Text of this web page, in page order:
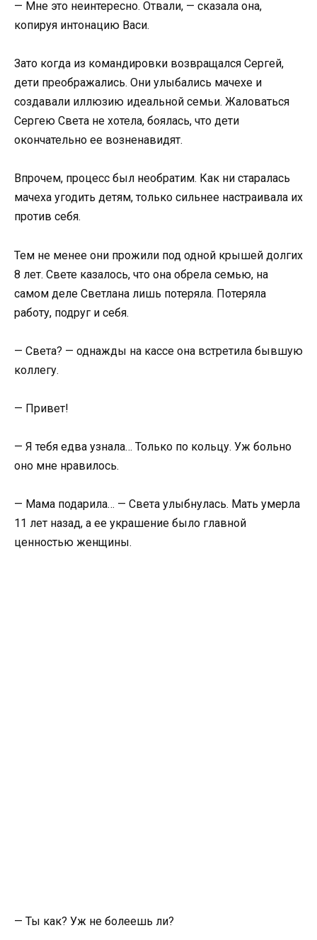
— Мне это неинтересно. Отвали, — сказала она,
копируя интонацию Васи.
Зато когда из командировки возвращался Сергей,
дети преображались. Они улыбались мачехе и
создавали иллюзию идеальной семьи. Жаловаться
Сергею Света не хотела, боялась, что дети
окончательно ее возненавидят.
Впрочем, процесс был необратим. Как ни старалась
мачеха угодить детям, только сильнее настраивала их
против себя.
Тем не менее они прожили под одной крышей долгих
8 лет. Свете казалось, что она обрела семью, на
самом деле Светлана лишь потеряла. Потеряла
работу, подруг и себя.
— Света? — однажды на кассе она встретила бывшую
коллегу.
— Привет!
— Я тебя едва узнала… Только по кольцу. Уж больно
оно мне нравилось.
— Мама подарила… — Света улыбнулась. Мать умерла
11 лет назад, а ее украшение было главной
ценностью женщины.
— Ты как? Уж не болеешь ли?